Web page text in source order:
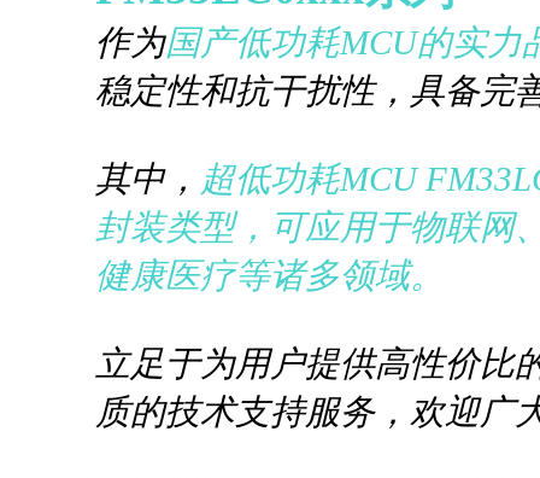
作为国产低功耗MCU的实力
稳定性和抗干扰性，具备完
其中， 超低功耗MCU
封装类型，可应用于物联网
健康医疗等诸多领域。
立足于为用户提供高性价比
质的技术支持服务，欢迎广